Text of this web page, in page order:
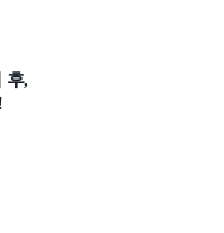
후,